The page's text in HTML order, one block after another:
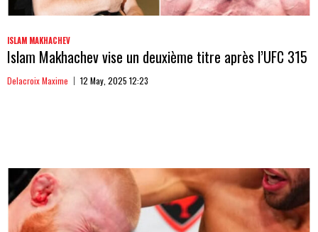
ISLAM MAKHACHEV
Islam Makhachev vise un deuxième titre après l’UFC 315
Delacroix Maxime 12 May, 2025 12:23